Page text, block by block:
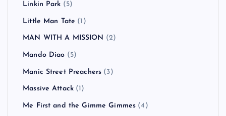
Linkin Park (5)
Little Man Tate (1)
MAN WITH A MISSION (2)
Mando Diao (5)
Manic Street Preachers (3)
Massive Attack (1)
Me First and the Gimme Gimmes (4)